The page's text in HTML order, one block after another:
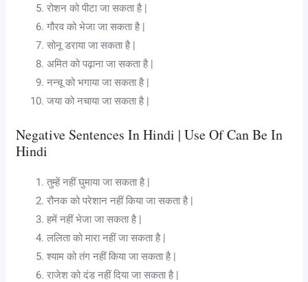
रोशन को पीटा जा सकता है |
गौरव को भेजा जा सकता है |
सोनू डराया जा सकता है |
अमित को पढ़ाना जा सकता है |
नन्चू को भगाया जा सकता है |
जया को नचाया जा सकता है |
Negative Sentences In Hindi | Use Of Can Be In
Hindi
तुम्हें नहीं घुमाया जा सकता है |
‌रौनक को परेशान नहीं किया जा सकता है |
हमें नहीं भेजा जा सकता है |
ललिता को मारा नहीं जा सकता है |
श्याम को तंग नहीं किया जा सकता है |
राजेश को दंड नहीं दिया जा सकता है |